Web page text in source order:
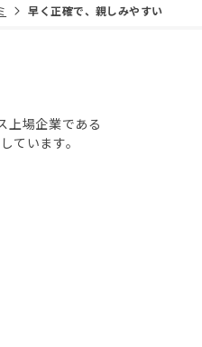
早く正確で、親しみやすい
上場企業である
います。